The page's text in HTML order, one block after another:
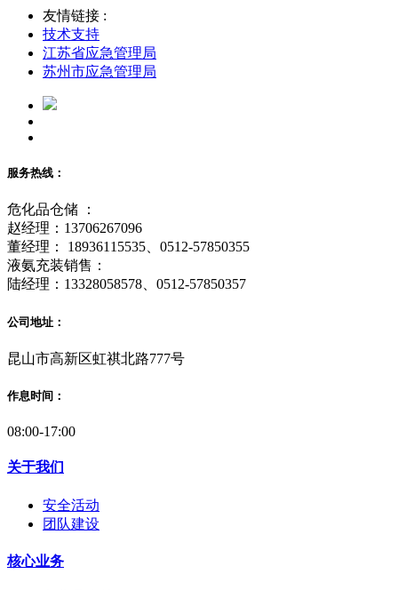
友情链接 :
技术支持
江苏省应急管理局
苏州市应急管理局
服务热线：
危化品仓储 ：
赵经理：13706267096
董经理： 18936115535、0512-57850355
液氨充装销售：
陆经理：13328058578、0512-57850357
公司地址：
昆山市高新区虹祺北路777号
作息时间：
08:00-17:00
关于我们
安全活动
团队建设
核心业务